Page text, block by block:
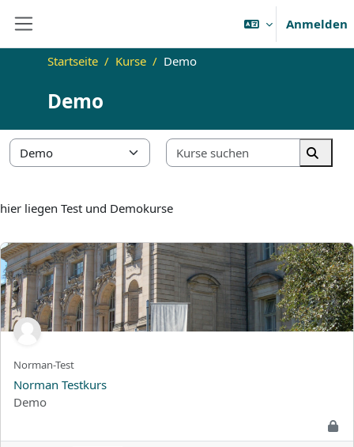
Anmelden
Startseite Kurse Demo
Demo
Kursbereiche
Kurse
Kurse
hier liegen Test und Demokurse
Norman Testkurs
Kurzer Kursname
Norman-Test
Kursname
Norman Testkurs
Kursbereich
Demo